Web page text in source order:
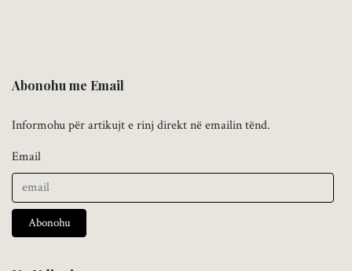
Abonohu me Email
Informohu për artikujt e rinj direkt në emailin tënd.
Email
Abonohu